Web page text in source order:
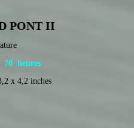
PONT II
70 heures
x 4,2 inches